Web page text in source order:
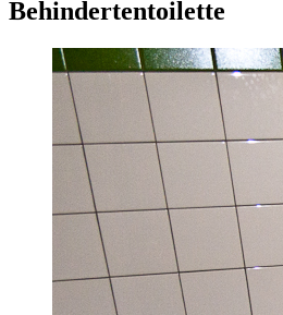
Behindertentoilette